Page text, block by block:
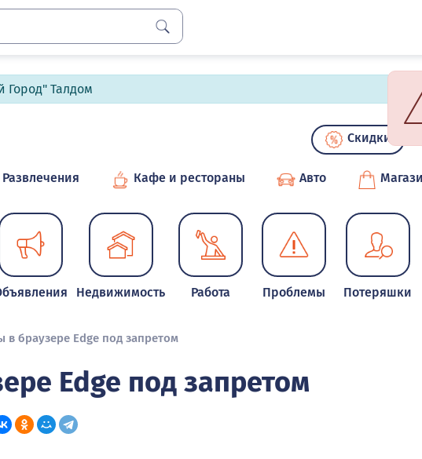
Город" Талдом
Скидки
Развлечения Кафе и рестораны Авто
Недвижимость Работа Проблемы Потеряшки
в браузере Edge под запретом
Edge под запретом